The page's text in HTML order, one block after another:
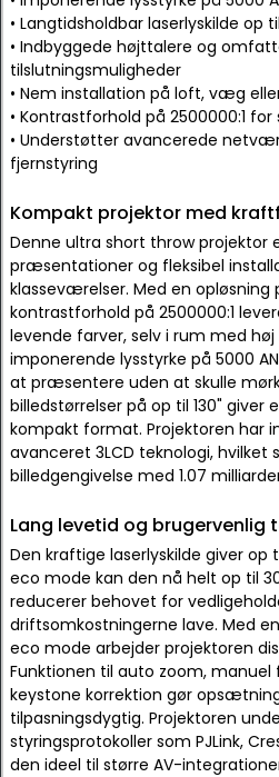
• Langtidsholdbar laserlyskilde
• Indbyggede højttalere og
tilslutningsmuligheder
• Nem installation på loft, væg
• Kontrastforhold på 2500000:1
• Understøtter avancerede
fjernstyring
Kompakt projektor med
Denne ultra short throw projektor
præsentationer og fleksibel
klasseværelser. Med en opløsning
kontrastforhold på 2500000:1
levende farver, selv i rum med høj
imponerende lysstyrke på 5000
at præsentere uden at skulle
billedstørrelser på op til 130" giver
kompakt format. Projektoren har
avanceret 3LCD teknologi, hvilket
billedgengivelse med 1.07
Lang levetid og brugervenlig
Den kraftige laserlyskilde giver op
eco mode kan den nå helt op til
reducerer behovet for
driftsomkostningerne lave. Med
eco mode arbejder projektoren
Funktionen til auto zoom, manuel
keystone korrektion gør
tilpasningsdygtig. Projektoren
styringsprotokoller som PJLink,
den ideel til større AV-